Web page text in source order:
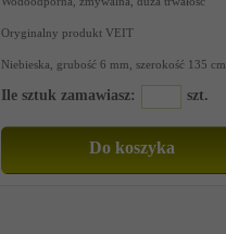
Oryginalny produkt VEIT
Niebieska, grubość 6 mm, szerokość 135 cm
Ile sztuk zamawiasz: szt.